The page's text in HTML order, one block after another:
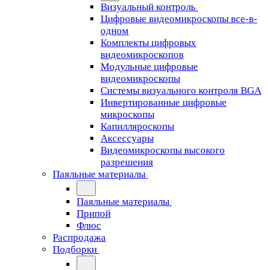
Визуальный контроль
Цифровые видеомикроскопы все-в-
одном
Комплекты цифровых
видеомикроскопов
Модульные цифровые
видеомикроскопы
Cистемы визуального контроля BGA
Инвертированные цифровые
микроскопы
Капилляроскопы
Аксессуары
Видеомикроскопы высокого
разрешения
Паяльные материалы
Паяльные материалы
Припой
Флюс
Распродажа
Подборки